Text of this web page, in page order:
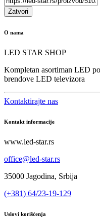
Zatvori
O nama
LED STAR SHOP
Kompletan asortiman LED
brendove LED televizora
Kontaktirajte nas
Kontakt informacije
www.led-star.rs
office@led-star.rs
35000 Jagodina, Srbija
(+381) 64/23-19-129
Uslovi korišćenja